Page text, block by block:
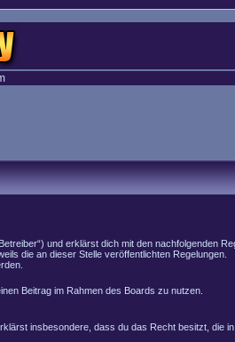
und erklärst dich mit den nachfolgenden
die an dieser Stelle veröffentlichten Regelungen.
Beitrag im Rahmen des Boards zu nutzen.
insbesondere, dass du das Recht besitzt, die